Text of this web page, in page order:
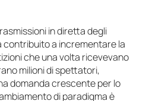
in diretta degli
contribuito a incrementare la
che una volta ricevevano
milioni di spettatori,
domanda crescente per lo
di paradigma è